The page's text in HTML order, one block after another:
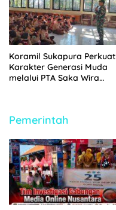
Koramil Sukapura Perkuat
Karakter Generasi Muda
melalui PTA Saka Wira
Pemerintah